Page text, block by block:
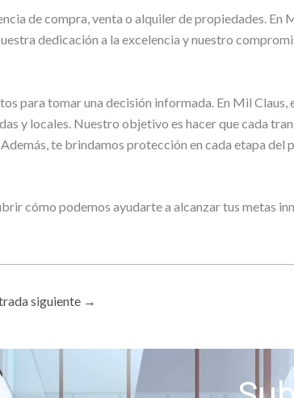
de compra, venta o alquiler de propiedades. En
dedicación a la excelencia y nuestro
para tomar una decisión informada. En Mil
y locales. Nuestro objetivo es hacer que cada
te brindamos protección en cada etapa del
cómo podemos ayudarte a alcanzar tus metas
siguiente →